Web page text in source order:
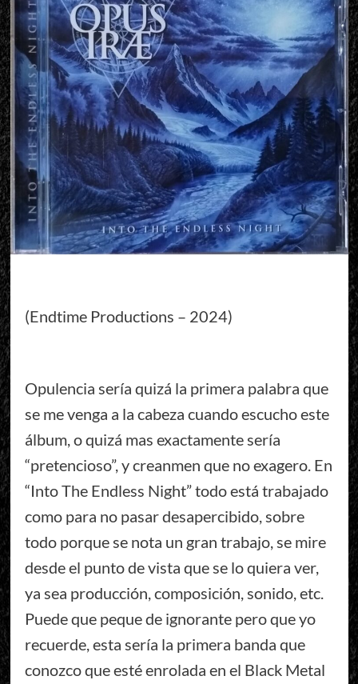
(Endtime Productions – 2024)
Opulencia sería quizá la primera palabra que
se me venga a la cabeza cuando escucho este
álbum, o quizá mas exactamente sería
“pretencioso”, y creanmen que no exagero. En
“Into The Endless Night” todo está trabajado
como para no pasar desapercibido, sobre
todo porque se nota un gran trabajo, se mire
desde el punto de vista que se lo quiera ver,
ya sea producción, composición, sonido, etc.
Puede que peque de ignorante pero que yo
recuerde, esta sería la primera banda que
conozco que esté enrolada en el Black Metal